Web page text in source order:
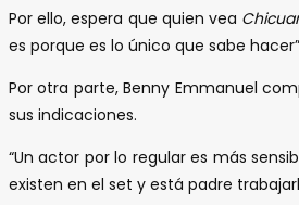
Por ello, espera que quien vea
es porque es lo único que sabe
Por otra parte, Benny Emmanuel
sus indicaciones.
“Un actor por lo regular es más
existen en el set y está padre